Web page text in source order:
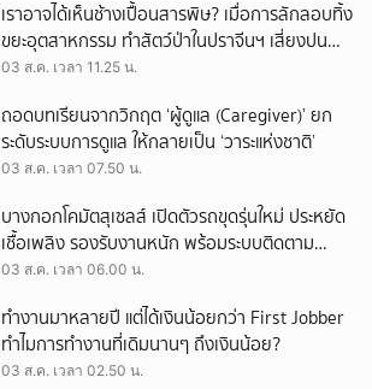
เราอาจได้เห็นช้างเปื้อนสารพิษ? เมื่อการลักลอบทิ้ง
ขยะอุตสาหกรรม ทำสัตว์ป่าในปราจีนฯ เสี่ยงปน
เปื้อน
03 ส.ค. เวลา 11.25 น.
ถอดบทเรียนจากวิกฤต ‘ผู้ดูแล (Caregiver)’ ยก
ระดับระบบการดูแล ให้กลายเป็น ‘วาระแห่งชาติ’
03 ส.ค. เวลา 07.50 น.
บางกอกโคมัตสุเซลส์ เปิดตัวรถขุดรุ่นใหม่ ประหยัด
เชื้อเพลิง รองรับงานหนัก พร้อมระบบติดตาม
เครื่องจักรผ่านดาวเทียม
03 ส.ค. เวลา 06.00 น.
ทำงานมาหลายปี แต่ได้เงินน้อยกว่า First Jobber
ทำไมการทำงานที่เดิมนานๆ ถึงเงินน้อย?
03 ส.ค. เวลา 02.50 น.